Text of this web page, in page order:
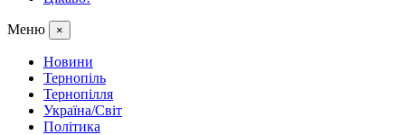
Меню ×
Новини
Тернопіль
Тернопілля
Україна/Світ
Політика